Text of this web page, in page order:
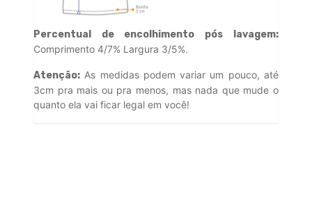
Percentual de encolhimento pós lavagem:
Comprimento 4/7% Largura 3/5%.
Atenção: As medidas podem variar um pouco, até
3cm pra mais ou pra menos, mas nada que mude o
quanto ela vai ficar legal em você!